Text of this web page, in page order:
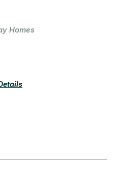
Homes